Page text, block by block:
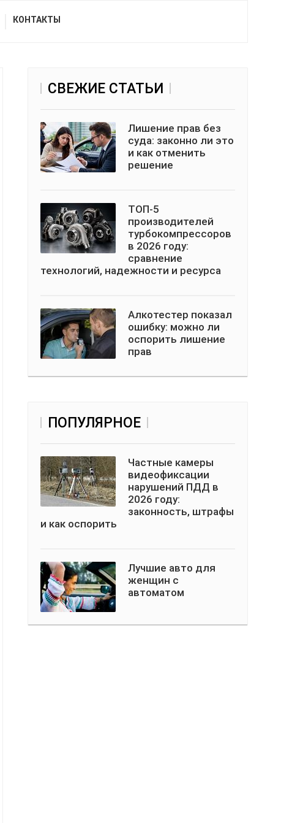
КОНТАКТЫ
СВЕЖИЕ СТАТЬИ
Лишение прав без
суда: законно ли это
и как отменить
решение
ТОП-5
производителей
турбокомпрессоров
в 2026 году:
сравнение
технологий, надежности и ресурса
Алкотестер показал
ошибку: можно ли
оспорить лишение
прав
ПОПУЛЯРНОЕ
Частные камеры
видеофиксации
нарушений ПДД в
2026 году:
законность, штрафы
и как оспорить
Лучшие авто для
женщин с
автоматом